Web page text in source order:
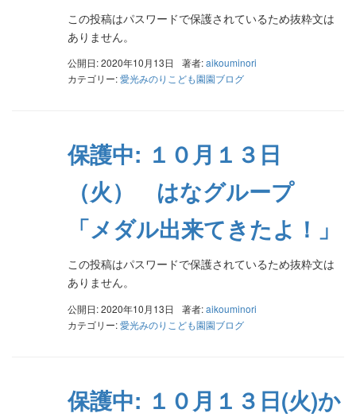
この投稿はパスワードで保護されているため抜粋文は
ありません。
公開日: 2020年10月13日 著者:aikouminori
カテゴリー:愛光みのりこども園園ブログ
保護中: １０月１３日
（火） はなグループ
「メダル出来てきたよ！」
この投稿はパスワードで保護されているため抜粋文は
ありません。
公開日: 2020年10月13日 著者:aikouminori
カテゴリー:愛光みのりこども園園ブログ
保護中: １０月１３日(火)か